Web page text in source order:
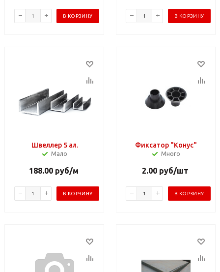
В КОРЗИНУ В КОРЗИНУ
Швеллер 5 ал.
Мало
188.00руб/м
В КОРЗИНУ
Фиксатор "Конус"
Много
2.00руб/шт
В КОРЗИНУ